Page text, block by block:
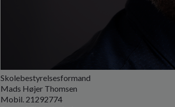
Skolebestyrelsesformand
Mads Højer Thomsen
Mobil. 21292774